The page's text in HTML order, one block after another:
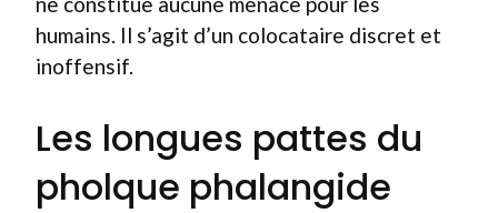
humains. Il s’agit d’un colocataire discret et
inoffensif.
Les longues pattes du
pholque phalangide